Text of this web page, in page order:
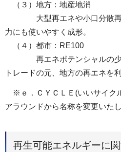
（３）地方：地産地消
大型再エネや小口分散再エ
力にも使いやすく成形。
（４）都市：RE100
再エネポテンシャルの少な
トレードの元、地方の再エネを
※ｅ．ＣＹＣＬＥ(いいサイク
アラウンドから名称を変更いたし
再生可能エネルギーに